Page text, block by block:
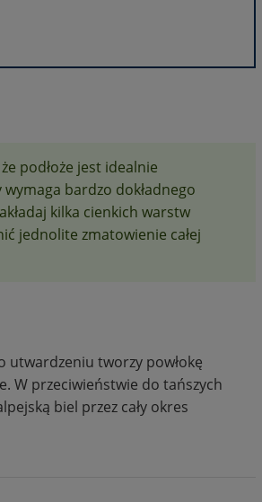
podłoże jest idealnie
bardzo dokładnego
kilka cienkich warstw
jednolite zmatowienie całej
utwardzeniu tworzy powłokę
W przeciwieństwie do tańszych
biel przez cały okres